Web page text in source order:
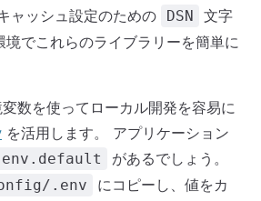
ャッシュ設定のための
DSN
文字
境でこれらのライブラリーを簡単に
数を使ってローカル開発を容易に
を活用します。 アプリケーション
があるでしょう。
.env
にコピーし、値をカ